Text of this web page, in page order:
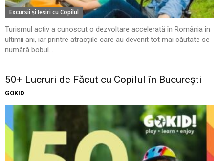
Excursii şi Ieşiri cu Copilul
Turismul activ a cunoscut o dezvoltare accelerată în România în
ultimii ani, iar printre atracțiile care au devenit tot mai căutate se
numără bobul...
50+ Lucruri de Făcut cu Copilul în București
GOKID